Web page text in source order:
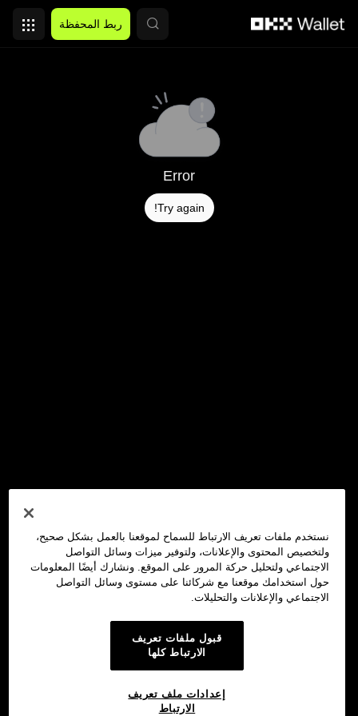
ربط المحفظة
Error
Try again!
نستخدم ملفات تعريف الارتباط للسماح لموقعنا بالعمل بشكل صحيح،
ولتخصيص المحتوى والإعلانات، ولتوفير ميزات وسائل التواصل
الاجتماعي ولتحليل حركة المرور على الموقع. ونشارك أيضًا المعلومات
حول استخدامك موقعنا مع شركائنا على مستوى وسائل التواصل
الاجتماعي والإعلانات والتحليلات.
قبول ملفات تعريف
الارتباط كلها
إعدادات ملف تعريف
الارتباط